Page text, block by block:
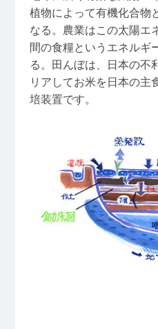
植物によって有機化合物
なる。農業はこの太陽エ
間の食糧というエネルギ
る。田んぼは、日本の不
リアしてお米を日本の主
培装置です。